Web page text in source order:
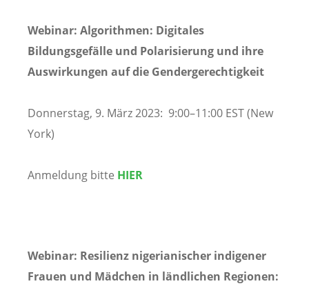
Webinar: Algorithmen: Digitales
Bildungsgefälle und Polarisierung und ihre
Auswirkungen auf die Gendergerechtigkeit
Donnerstag, 9. März 2023: 9:00–11:00 EST (New
York)
Anmeldung bitte HIER
Webinar: Resilienz nigerianischer indigener
Frauen und Mädchen in ländlichen Regionen: